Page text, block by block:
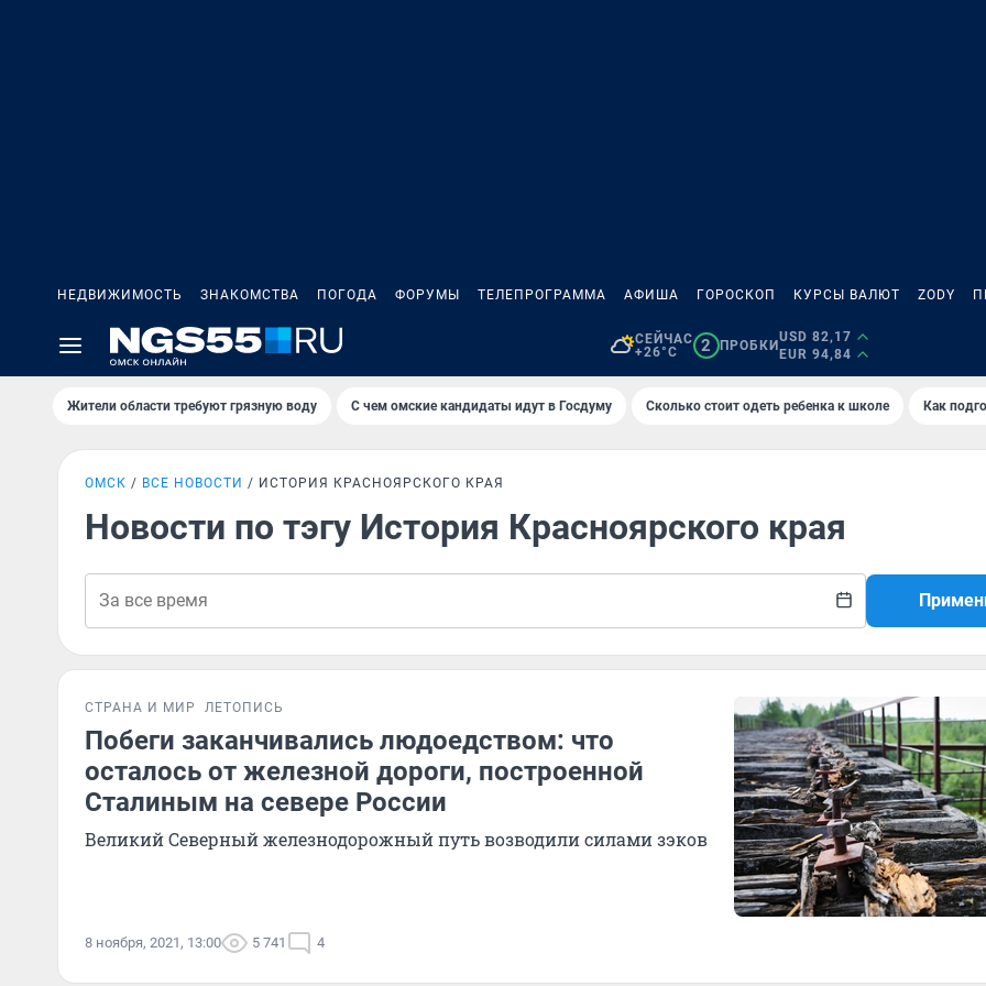
НЕДВИЖИМОСТЬ ЗНАКОМСТВА ПОГОДА ФОРУМЫ ТЕЛЕПРОГРАММА АФИША ГОРОСКОП КУРСЫ ВАЛЮТ ZODY
СЕЙЧАС
+26°C
2 ПРОБКИ
USD 82,17
EUR 94,84
Жители области требуют грязную воду С чем омские кандидаты идут в Госдуму Сколько стоит одеть ребенка к школе Как
ОМСК ВСЕ НОВОСТИ ИСТОРИЯ КРАСНОЯРСКОГО КРАЯ
Новости по тэгу История Красноярского края
СТРАНА И МИР ЛЕТОПИСЬ
Побеги заканчивались людоедством: что
осталось от железной дороги, построенной
Сталиным на севере России
Великий Северный железнодорожный путь возводили силами зэков
8 ноября, 2021, 13:00 5 741 4